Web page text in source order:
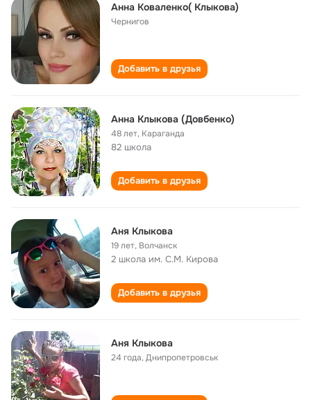
Анна Коваленко( Клыкова)
Чернигов
Добавить в друзья
Анна Клыкова (Довбенко)
48 лет, Караганда
82 школа
Добавить в друзья
Аня Клыкова
19 лет, Волчанск
2 школа им. С.М. Кирова
Добавить в друзья
Аня Клыкова
24 года,Днипропетровськ